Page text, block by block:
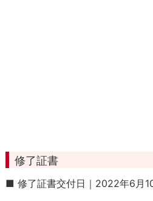
修了証書
■ 修了証書交付日｜2022年6月